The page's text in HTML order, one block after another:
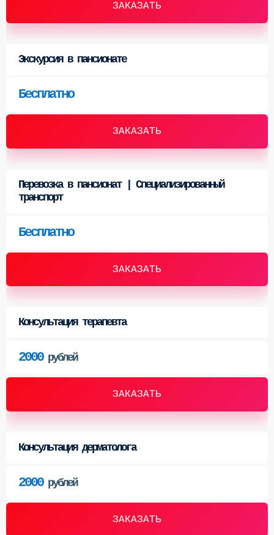
ЗАКАЗАТЬ
Экскурсия в пансионате
ЗАКАЗАТЬ
Бесплатно
Перевозка в пансионат | Специализированный
транспорт
ЗАКАЗАТЬ
Бесплатно
Консультация терапевта
ЗАКАЗАТЬ
2000рублей
Консультация дерматолога
ЗАКАЗАТЬ
2000рублей